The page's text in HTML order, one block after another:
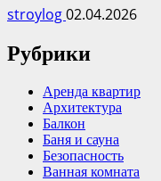
stroylog02.04.2026
Рубрики
Аренда квартир
Архитектура
Балкон
Баня и сауна
Безопасность
Ванная комната